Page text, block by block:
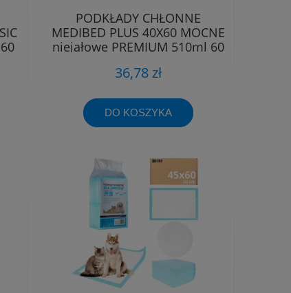
PODKŁADY CHŁONNE
MEDIBED PLUS 40X60 MOCNE
niejałowe PREMIUM 510ml 60
36,78 zł
DO KOSZYKA